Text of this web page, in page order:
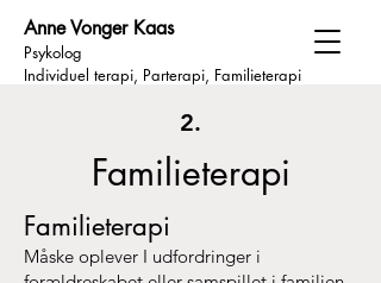
Anne Vonger Kaas
Psykolog
Individuel terapi, Parterapi, Familieterapi
2.
Familieterapi
Familieterapi
Måske oplever I udfordringer i